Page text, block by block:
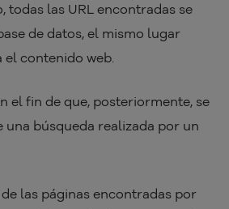
todas las URL encontradas se
de datos, el mismo lugar
el contenido web.
el fin de que, posteriormente, se
búsqueda realizada por un
las páginas encontradas por